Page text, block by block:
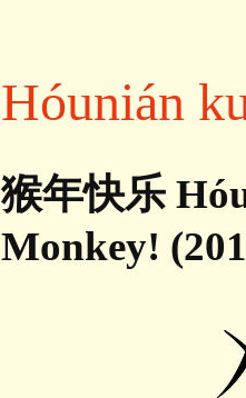
Hóunián
猴年快乐
Monkey!